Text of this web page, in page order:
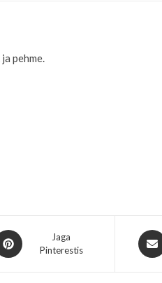
pehme.
Jaga
Pinterestis